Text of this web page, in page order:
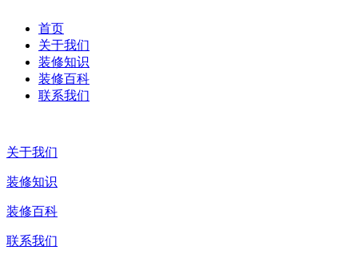
首页
关于我们
装修知识
装修百科
联系我们
关于我们
装修知识
装修百科
联系我们